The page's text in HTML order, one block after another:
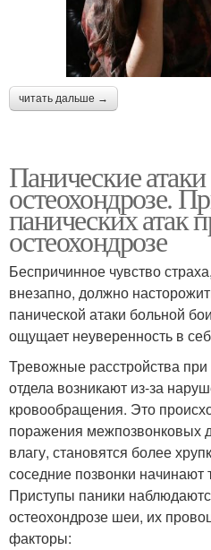
читать дальше →
Панические
остеохондрозе.
панических атак
остеохондрозе
Беспричинное чувство
внезапно, должно
панической атаки больной
ощущает неуверенность в
Тревожные расстройства
отдела возникают из-за
кровообращения. Это
поражения межпозвонковых
влагу, становятся более
соседние позвонки начинают
Приступы паники
остеохондрозе шеи, их
факторы: